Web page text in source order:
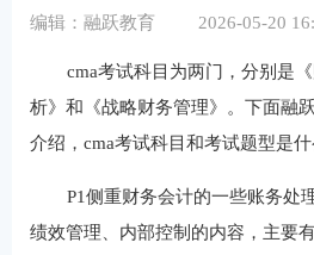
编辑：融跃教育 2026-05-20
cma考试科目为两门，分别是
析》和《战略财务管理》。下面融
介绍，cma考试科目和考试题型是什
P1侧重财务会计的一些账务处
绩效管理、内部控制的内容，主要